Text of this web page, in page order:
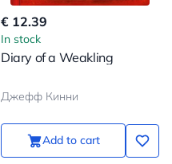
€ 12.39
In stock
Diary of a Weakling
Джефф Кинни
Add to cart